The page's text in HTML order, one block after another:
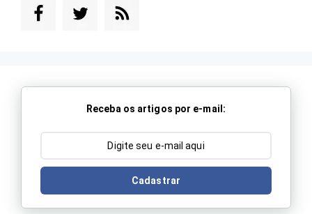
Receba os artigos por e-mail:
Cadastrar